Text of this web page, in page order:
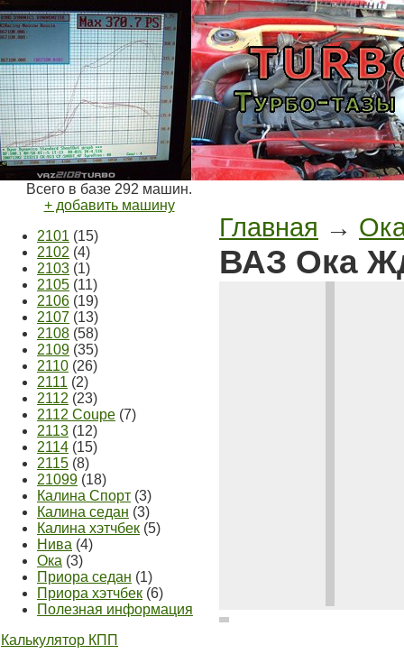
Всего в базе 292 машин.
+ добавить машину
2101 (15)
2102 (4)
2103 (1)
2105 (11)
2106 (19)
2107 (13)
2108 (58)
2109 (35)
2110 (26)
2111 (2)
2112 (23)
2112 Coupe (7)
2113 (12)
2114 (15)
2115 (8)
21099 (18)
Калина Спорт (3)
Калина седан (3)
Калина хэтчбек (5)
Нива (4)
Ока (3)
Приора седан (1)
Приора хэтчбек (6)
Полезная информация
Калькулятор КПП
Главная →
ВАЗ Ока